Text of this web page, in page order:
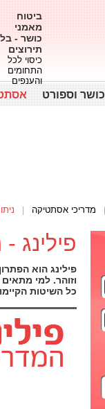
ביטוח
מאמני
כושר -
תירוצים
כיסוי לכל
התחומים
והענפים
כושר וספורט
מדריכי אסתטיקה
פילינג
פילינג הוא
וזוהר. למי
כל השיטות